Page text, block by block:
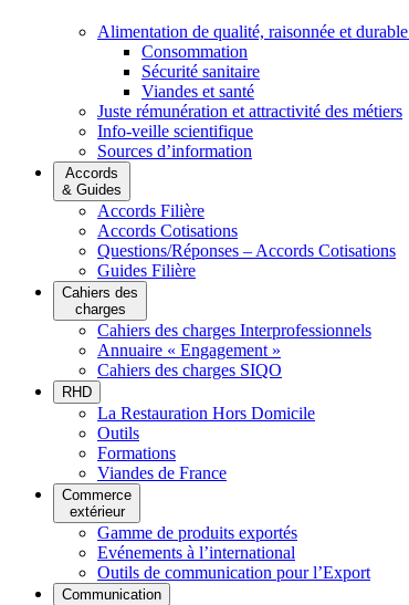
Alimentation de qualité, raisonnée et durable
Consommation
Sécurité sanitaire
Viandes et santé
Juste rémunération et attractivité des métiers
Info-veille scientifique
Sources d’information
Accords
& Guides
Accords Filière
Accords Cotisations
Questions/Réponses – Accords Cotisations
Guides Filière
Cahiers des
charges
Cahiers des charges Interprofessionnels
Annuaire « Engagement »
Cahiers des charges SIQO
RHD
La Restauration Hors Domicile
Outils
Formations
Viandes de France
Commerce
extérieur
Gamme de produits exportés
Evénements à l’international
Outils de communication pour l’Export
Communication